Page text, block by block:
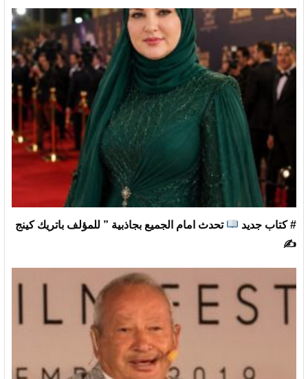
# كتاب جديد
تحدث امام الجميع بجاذبية ” للمؤلف باتريك كينج
✍